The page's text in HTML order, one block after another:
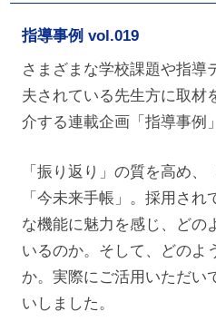
指導事例 vol.019
さまざまな学校課題や指導
夫されている先生方に取材
介する連載企画「指導事例
「振り返り」の質を高め
「今未来手帳」。採用さ
な機能に魅力を感じ、どの
いるのか。そして、どのよ
か。実際にご活用いただい
いしました。